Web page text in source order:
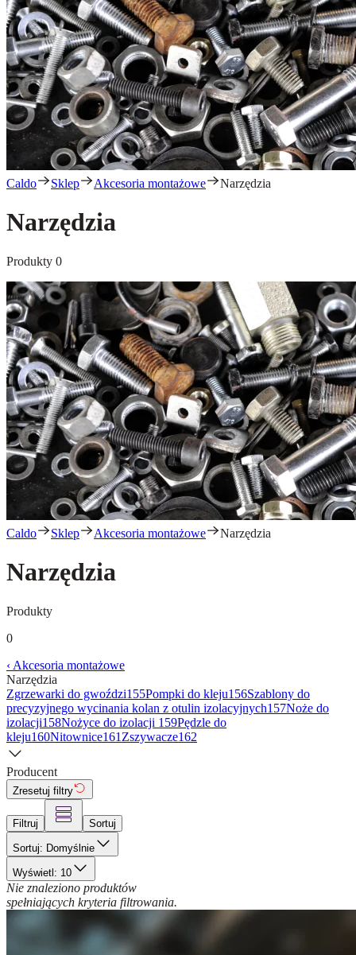
Caldo Sklep Akcesoria montażowe Narzędzia
Narzędzia
Produkty 0
Caldo Sklep Akcesoria montażowe Narzędzia
Narzędzia
Produkty
0
‹ Akcesoria montażowe
Narzędzia
Zgrzewarki do gwoździ155Pompki do kleju156Szablony do
precyzyjnego wycinania kolan z otulin izolacyjnych157Noże do
izolacji158Nożyce do izolacji 159Pędzle do
kleju160Nitownice161 Zszywacze162
Producent
Zresetuj filtry
Filtruj Sortuj
Sortuj: Domyślnie
Wyświetl: 10
Nie znaleziono produktów
spełniających kryteria filtrowania.